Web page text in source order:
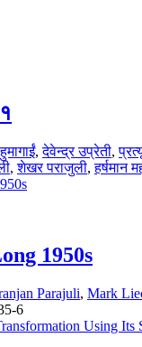
,देवेन्द्र उप्रेती,
,शेखर पराजुली,हर्षमान
1950s
Parajuli, Mark
6